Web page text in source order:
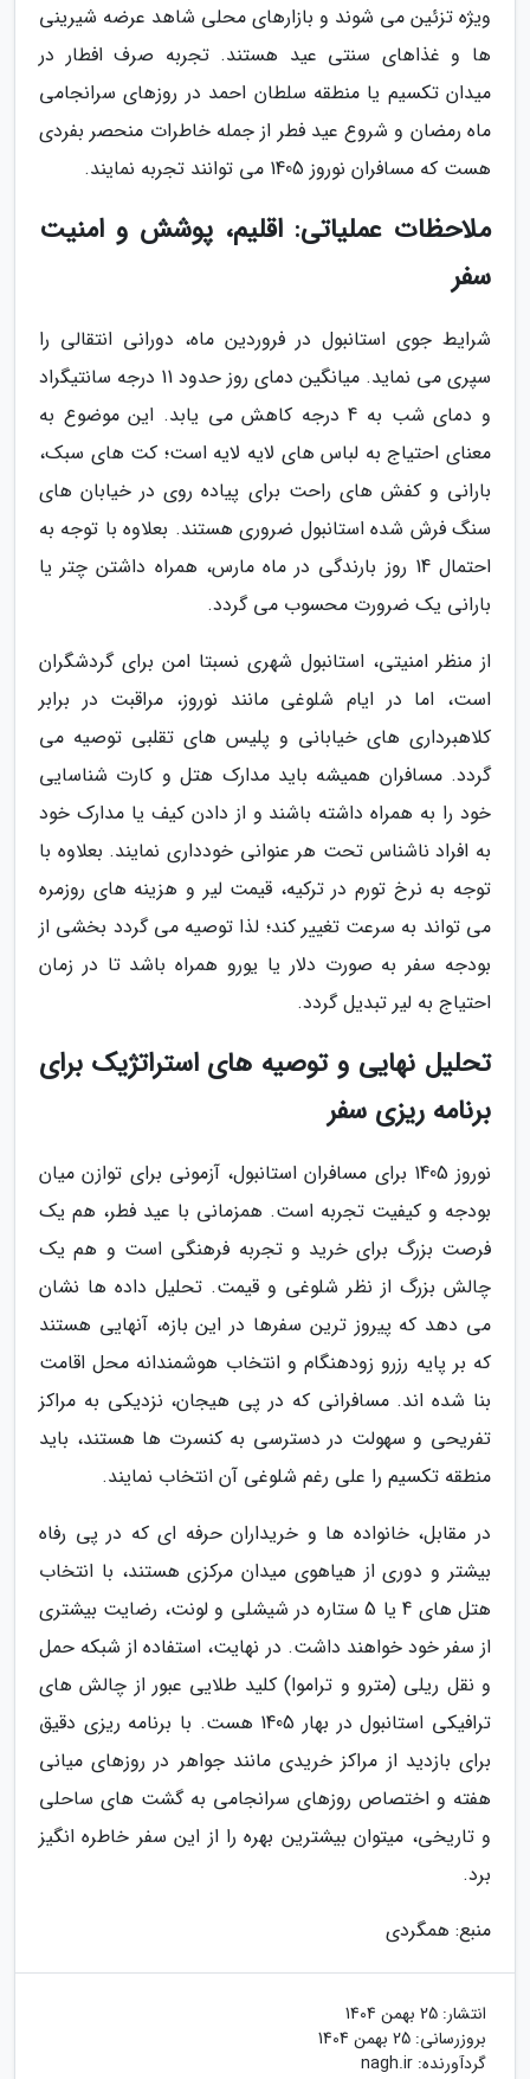
ویژه تزئین می شوند و بازارهای محلی شاهد عرضه شیرینی
ها و غذاهای سنتی عید هستند. تجربه صرف افطار در
میدان تکسیم یا منطقه سلطان احمد در روزهای سرانجامی
ماه رمضان و شروع عید فطر از جمله خاطرات منحصر بفردی
هست که مسافران نوروز 1405 می توانند تجربه نمایند.
ملاحظات عملیاتی: اقلیم، پوشش و امنیت
سفر
شرایط جوی استانبول در فروردین ماه، دورانی انتقالی را
سپری می نماید. میانگین دمای روز حدود 11 درجه سانتیگراد
و دمای شب به 4 درجه کاهش می یابد. این موضوع به
معنای احتیاج به لباس های لایه لایه است؛ کت های سبک،
بارانی و کفش های راحت برای پیاده روی در خیابان های
سنگ فرش شده استانبول ضروری هستند. بعلاوه با توجه به
احتمال 14 روز بارندگی در ماه مارس، همراه داشتن چتر یا
بارانی یک ضرورت محسوب می گردد.
از منظر امنیتی، استانبول شهری نسبتا امن برای گردشگران
است، اما در ایام شلوغی مانند نوروز، مراقبت در برابر
کلاهبرداری های خیابانی و پلیس های تقلبی توصیه می
گردد. مسافران همیشه باید مدارک هتل و کارت شناسایی
خود را به همراه داشته باشند و از دادن کیف یا مدارک خود
به افراد ناشناس تحت هر عنوانی خودداری نمایند. بعلاوه با
توجه به نرخ تورم در ترکیه، قیمت لیر و هزینه های روزمره
می تواند به سرعت تغییر کند؛ لذا توصیه می گردد بخشی از
بودجه سفر به صورت دلار یا یورو همراه باشد تا در زمان
احتیاج به لیر تبدیل گردد.
تحلیل نهایی و توصیه های استراتژیک برای
برنامه ریزی سفر
نوروز 1405 برای مسافران استانبول، آزمونی برای توازن میان
بودجه و کیفیت تجربه است. همزمانی با عید فطر، هم یک
فرصت بزرگ برای خرید و تجربه فرهنگی است و هم یک
چالش بزرگ از نظر شلوغی و قیمت. تحلیل داده ها نشان
می دهد که پیروز ترین سفرها در این بازه، آنهایی هستند
که بر پایه رزرو زودهنگام و انتخاب هوشمندانه محل اقامت
بنا شده اند. مسافرانی که در پی هیجان، نزدیکی به مراکز
تفریحی و سهولت در دسترسی به کنسرت ها هستند، باید
منطقه تکسیم را علی رغم شلوغی آن انتخاب نمایند.
در مقابل، خانواده ها و خریداران حرفه ای که در پی رفاه
بیشتر و دوری از هیاهوی میدان مرکزی هستند، با انتخاب
هتل های 4 یا 5 ستاره در شیشلی و لونت، رضایت بیشتری
از سفر خود خواهند داشت. در نهایت، استفاده از شبکه حمل
و نقل ریلی (مترو و تراموا) کلید طلایی عبور از چالش های
ترافیکی استانبول در بهار 1405 هست. با برنامه ریزی دقیق
برای بازدید از مراکز خریدی مانند جواهر در روزهای میانی
هفته و اختصاص روزهای سرانجامی به گشت های ساحلی
و تاریخی، میتوان بیشترین بهره را از این سفر خاطره انگیز
برد.
منبع: همگردی
انتشار: 25 بهمن 1404
بروزرسانی: 25 بهمن 1404
گردآورنده: nagh.ir